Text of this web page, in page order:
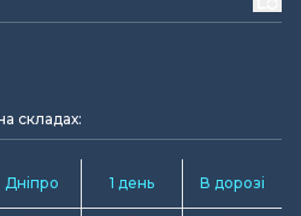
складах:
Дніпро 1 день В дорозі